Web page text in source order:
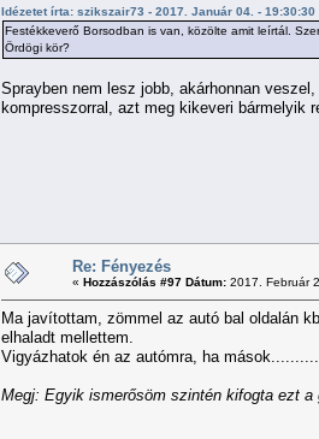
Idézetet írta: szikszair73 - 2017. Január 04. - 19:30:30
Festékkeverő Borsodban is van, közölte amit leírtál.
Ördögi kör?
Sprayben nem lesz jobb, akárhonnan
kompresszorral, azt meg kikeveri bármelyik
Re: Fényezés
« Hozzászólás #97 Dátum: 2017. Február
Ma javítottam, zömmel az autó bal oldalán
elhaladt mellettem.
Vigyázhatok én az autómra, ha
Megj: Egyik ismerősöm szintén kifogta ezt